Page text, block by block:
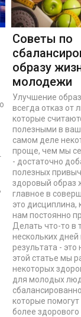
Советы по
образу
молодежи
Улучшение
всегда отказ от
которые
полезными в
самом деле
проще, чем мы
- достаточно
полезных
здоровый образ
главное в
это
нам постоянно
Делать что-то в
нескольких
результата - это
этой статье мы
некоторых
для молодых
которые
более здорового